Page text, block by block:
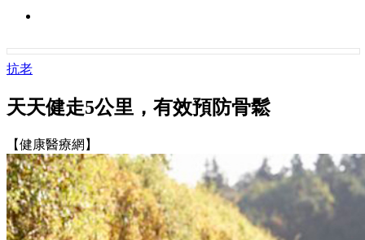
抗老
天天健走5公里，有效預防骨鬆
【健康醫療網】